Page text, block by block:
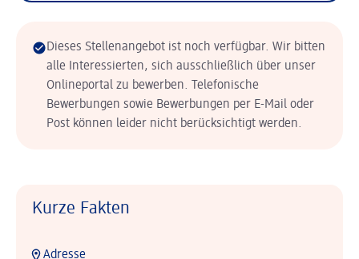
Dieses Stellenangebot ist noch verfügbar. Wir bitten
alle Interessierten, sich ausschließlich über unser
Onlineportal zu bewerben. Telefonische
Bewerbungen sowie Bewerbungen per E-Mail oder
Post können leider nicht berücksichtigt werden.
Kurze Fakten
Adresse